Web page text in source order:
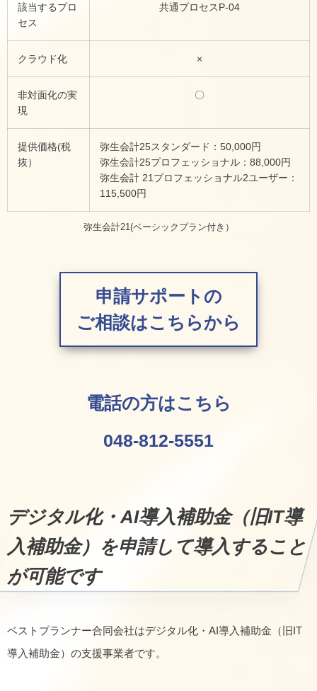
該当するプロ
セス
共通プロセスP-04
クラウド化 ×
非対面化の実
現
〇
提供価格(税
抜）
弥生会計25スタンダード：50,000円
弥生会計25プロフェッショナル：88,000円
弥生会計 21プロフェッショナル2ユーザー：
115,500円
弥生会計21(ベーシックプラン付き）
申請サポートの
ご相談はこちらから
電話の方はこちら
048-812-5551
デジタル化・AI導入補助金（旧IT導
入補助金）を申請して導入すること
が可能です
ベストプランナー合同会社はデジタル化・AI導入補助金（旧IT
導入補助金）の支援事業者です。